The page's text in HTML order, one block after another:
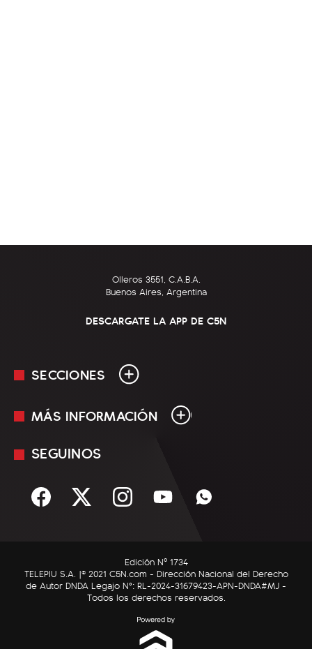
Olleros 3551, C.A.B.A.
Buenos Aires, Argentina
DESCARGATE LA APP DE C5N
SECCIONES
En Vivo
Sociedad
C5N Autos
RatingCero
MÁS INFORMACIÓN
Mediakit
Términos y condiciones
SEGUINOS
Edición Nº 1734
TELEPIU S.A. |© 2021 C5N.com - Dirección Nacional del Derecho
de Autor DNDA Legajo N°: RL-2024-31679423-APN-DNDA#MJ -
Todos los derechos reservados.